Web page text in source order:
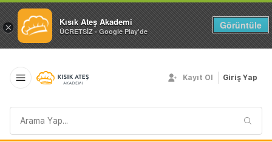
× Kısık Ateş Akademi
ÜCRETSİZ - Google Play'de
Görüntüle
sorgusu
Kayıt Ol Giriş Yap